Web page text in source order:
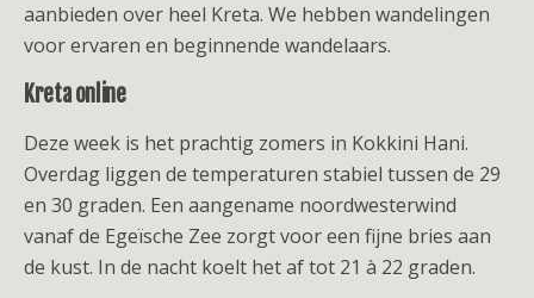
aanbieden over heel Kreta. We hebben wandelingen
voor ervaren en beginnende wandelaars.
Kreta online
Deze week is het prachtig zomers in Kokkini Hani.
Overdag liggen de temperaturen stabiel tussen de 29
en 30 graden. Een aangename noordwesterwind
vanaf de Egeïsche Zee zorgt voor een fijne bries aan
de kust. In de nacht koelt het af tot 21 à 22 graden.